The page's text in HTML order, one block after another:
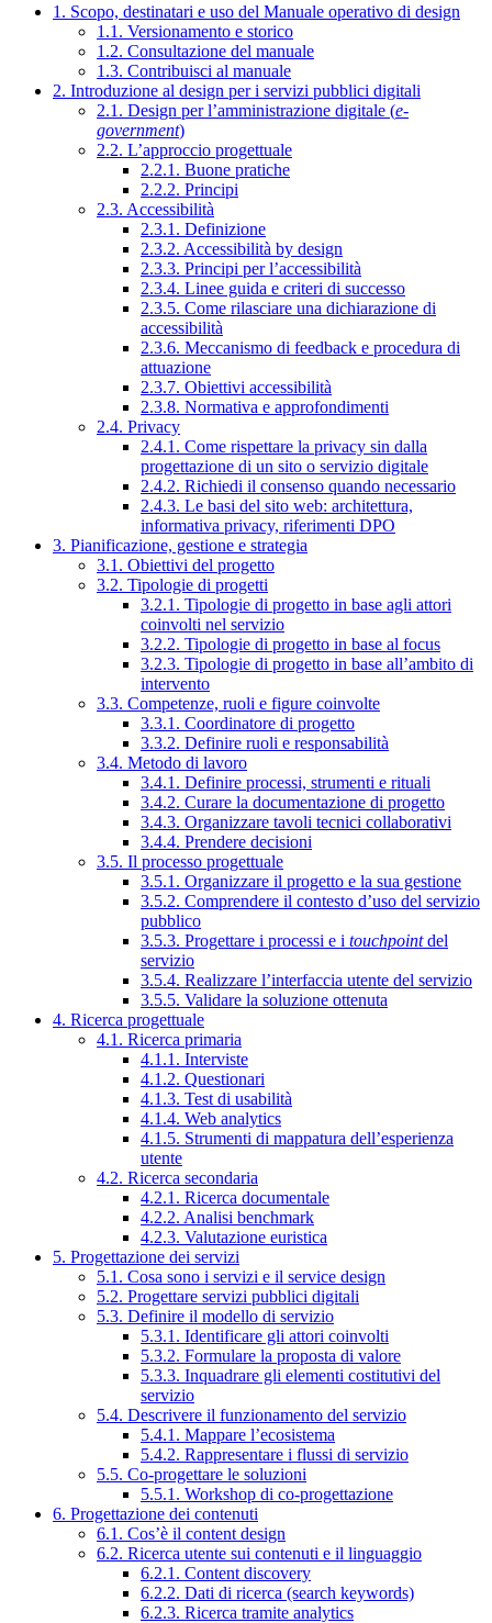
1. Scopo, destinatari e uso del Manuale operativo di design
1.1. Versionamento e storico
1.2. Consultazione del manuale
1.3. Contribuisci al manuale
2. Introduzione al design per i servizi pubblici digitali
2.1. Design per l’amministrazione digitale (e-
government)
2.2. L’approccio progettuale
2.2.1. Buone pratiche
2.2.2. Principi
2.3. Accessibilità
2.3.1. Definizione
2.3.2. Accessibilità by design
2.3.3. Principi per l’accessibilità
2.3.4. Linee guida e criteri di successo
2.3.5. Come rilasciare una dichiarazione di
accessibilità
2.3.6. Meccanismo di feedback e procedura di
attuazione
2.3.7. Obiettivi accessibilità
2.3.8. Normativa e approfondimenti
2.4. Privacy
2.4.1. Come rispettare la privacy sin dalla
progettazione di un sito o servizio digitale
2.4.2. Richiedi il consenso quando necessario
2.4.3. Le basi del sito web: architettura,
informativa privacy, riferimenti DPO
3. Pianificazione, gestione e strategia
3.1. Obiettivi del progetto
3.2. Tipologie di progetti
3.2.1. Tipologie di progetto in base agli attori
coinvolti nel servizio
3.2.2. Tipologie di progetto in base al focus
3.2.3. Tipologie di progetto in base all’ambito di
intervento
3.3. Competenze, ruoli e figure coinvolte
3.3.1. Coordinatore di progetto
3.3.2. Definire ruoli e responsabilità
3.4. Metodo di lavoro
3.4.1. Definire processi, strumenti e rituali
3.4.2. Curare la documentazione di progetto
3.4.3. Organizzare tavoli tecnici collaborativi
3.4.4. Prendere decisioni
3.5. Il processo progettuale
3.5.1. Organizzare il progetto e la sua gestione
3.5.2. Comprendere il contesto d’uso del servizio
pubblico
3.5.3. Progettare i processi e i touchpointdel
servizio
3.5.4. Realizzare l’interfaccia utente del servizio
3.5.5. Validare la soluzione ottenuta
4. Ricerca progettuale
4.1. Ricerca primaria
4.1.1. Interviste
4.1.2. Questionari
4.1.3. Test di usabilità
4.1.4. Web analytics
4.1.5. Strumenti di mappatura dell’esperienza
utente
4.2. Ricerca secondaria
4.2.1. Ricerca documentale
4.2.2. Analisi benchmark
4.2.3. Valutazione euristica
5. Progettazione dei servizi
5.1. Cosa sono i servizi e il service design
5.2. Progettare servizi pubblici digitali
5.3. Definire il modello di servizio
5.3.1. Identificare gli attori coinvolti
5.3.2. Formulare la proposta di valore
5.3.3. Inquadrare gli elementi costitutivi del
servizio
5.4. Descrivere il funzionamento del servizio
5.4.1. Mappare l’ecosistema
5.4.2. Rappresentare i flussi di servizio
5.5. Co-progettare le soluzioni
5.5.1. Workshop di co-progettazione
6. Progettazione dei contenuti
6.1. Cos’è il content design
6.2. Ricerca utente sui contenuti e il linguaggio
6.2.1. Content discovery
6.2.2. Dati di ricerca (search keywords)
6.2.3. Ricerca tramite analytics